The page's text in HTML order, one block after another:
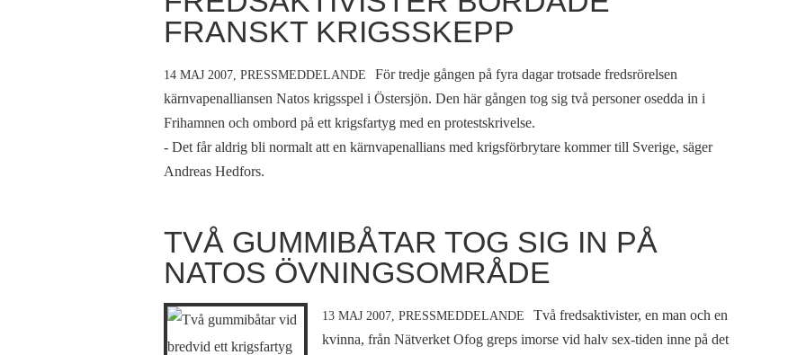
FRANSKT KRIGSSKEPP
14 MAJ 2007, PRESSMEDDELANDE
För tredje gången på fyra dagar trotsade fredsrörelsen
kärnvapenalliansen Natos krigsspel i Östersjön. Den här gången tog sig två personer osedda in i
Frihamnen och ombord på ett krigsfartyg med en protestskrivelse.
- Det får aldrig bli normalt att en kärnvapenallians med krigsförbrytare kommer till Sverige, säger
Andreas Hedfors.
TVÅ GUMMIBÅTAR TOG SIG IN PÅ
NATOS ÖVNINGSOMRÅDE
13 MAJ 2007, PRESSMEDDELANDE
Två fredsaktivister, en man och en
kvinna, från Nätverket Ofog greps imorse vid halv sex-tiden inne på det